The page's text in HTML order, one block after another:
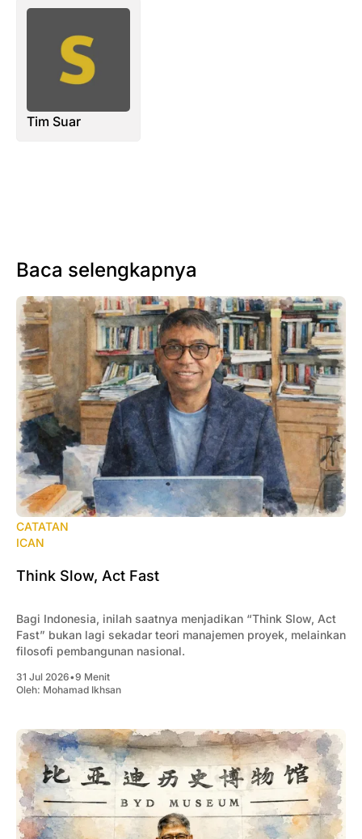
Tim Suar
Baca selengkapnya
CATATAN
ICAN
Think Slow, Act Fast
Bagi Indonesia, inilah saatnya menjadikan “Think Slow, Act
Fast” bukan lagi sekadar teori manajemen proyek, melainkan
filosofi pembangunan nasional.
31 Jul 2026•9 Menit
Oleh: Mohamad Ikhsan